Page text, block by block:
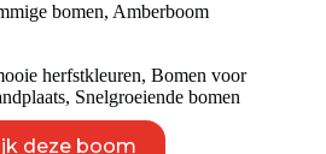
tot
bomen, Amberboom
herfstkleuren, Bomen voor
, Snelgroeiende bomen
deze boom